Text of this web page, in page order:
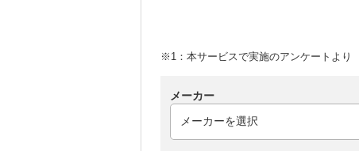
※1：本サービスで実施のアンケートより
メーカー